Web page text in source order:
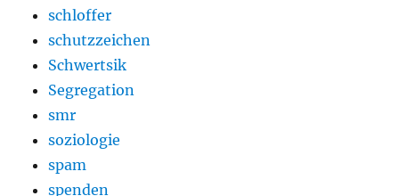
schloffer
schutzzeichen
Schwertsik
Segregation
smr
soziologie
spam
spenden